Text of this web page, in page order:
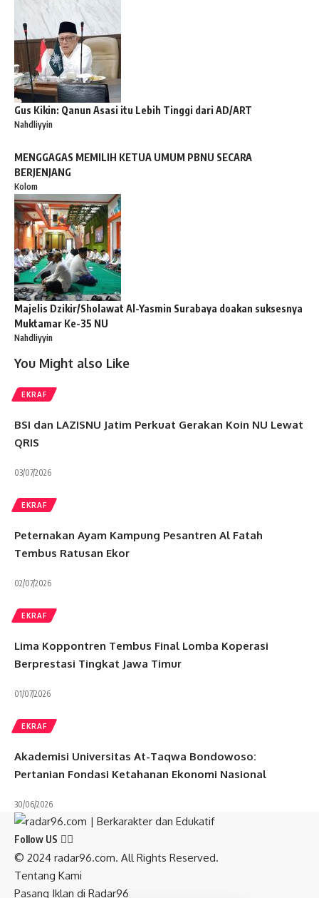
Gus Kikin: Qanun Asasi itu Lebih Tinggi dari AD/ART
Nahdliyyin
MENGGAGAS MEMILIH KETUA UMUM PBNU SECARA
BERJENJANG
Kolom
Majelis Dzikir/Sholawat Al-Yasmin Surabaya doakan suksesnya
Muktamar Ke-35 NU
Nahdliyyin
You Might also Like
EKRAF
BSI dan LAZISNU Jatim Perkuat Gerakan Koin NU Lewat
QRIS
03/07/2026
EKRAF
Peternakan Ayam Kampung Pesantren Al Fatah
Tembus Ratusan Ekor
02/07/2026
EKRAF
Lima Koppontren Tembus Final Lomba Koperasi
Berprestasi Tingkat Jawa Timur
01/07/2026
EKRAF
Akademisi Universitas At-Taqwa Bondowoso:
Pertanian Fondasi Ketahanan Ekonomi Nasional
30/06/2026
Follow US
© 2024 radar96.com. All Rights Reserved.
Tentang Kami
Pasang Iklan di Radar96